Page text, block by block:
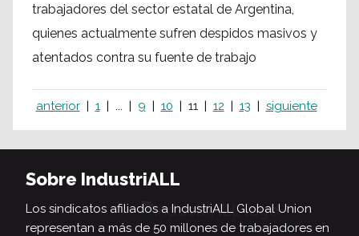
trabajadores del sector estatal de Argentina,
quienes actualmente sufren despidos masivos y
atentados contra su fuente de trabajo
anterior 1 ... 9 10 11 12 13 siguiente
Sobre IndustriALL
Los sindicatos afiliados a IndustriALL Global Union
representan a más de 50 millones de trabajadores en